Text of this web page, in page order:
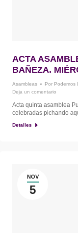
ACTA
BAÑEZA.
Asambleas Por Podemos
Deja un comentario
Acta quinta asamblea
celebradas pichando
Detalles
NOV
5